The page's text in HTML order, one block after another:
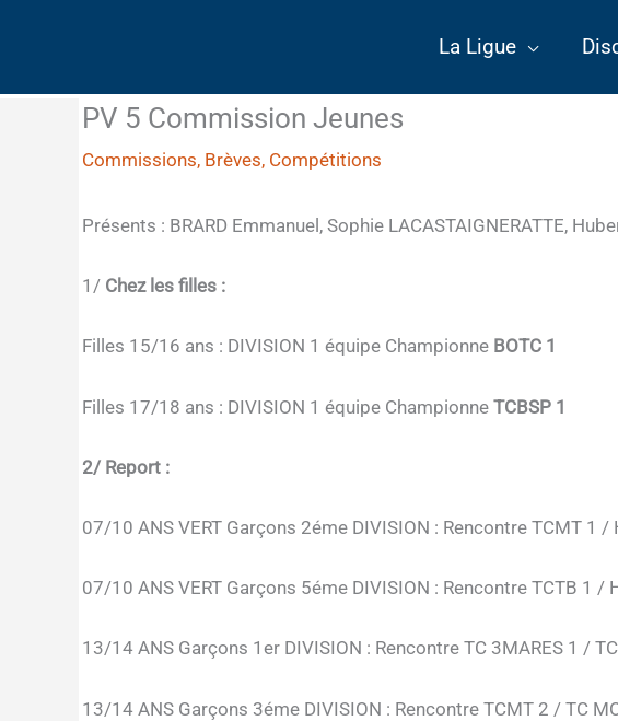
La Ligue
PV 5 Commission Jeunes
Commissions, Brèves, Compétitions
Présents : BRARD Emmanuel, Sophie LACASTAIGNERATTE,
1/ Chez les filles :
Filles 15/16 ans : DIVISION 1 équipe Championne BOTC 1
Filles 17/18 ans : DIVISION 1 équipe Championne TCBSP 1
2/ Report :
07/10 ANS VERT Garçons 2éme DIVISION : Rencontre TCMT
07/10 ANS VERT Garçons 5éme DIVISION : Rencontre TCTB 1
13/14 ANS Garçons 1er DIVISION : Rencontre TC 3MARES 1 /
13/14 ANS Garçons 3éme DIVISION : Rencontre TCMT 2 / TC